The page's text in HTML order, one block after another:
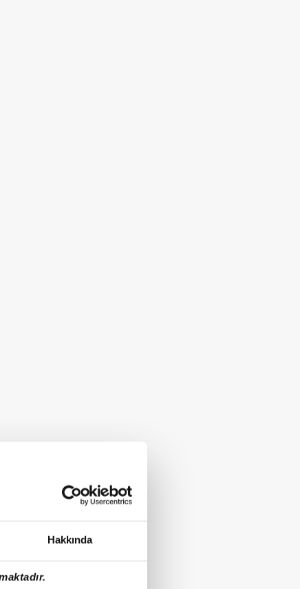
Hakkında